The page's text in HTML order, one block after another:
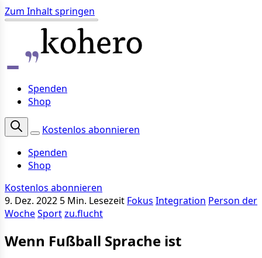
Zum Inhalt springen
Spenden
Shop
Kostenlos abonnieren
Spenden
Shop
Kostenlos abonnieren
9. Dez. 2022 5 Min. Lesezeit Fokus Integration Person der
WocheSportzu.flucht
Wenn Fußball Sprache ist